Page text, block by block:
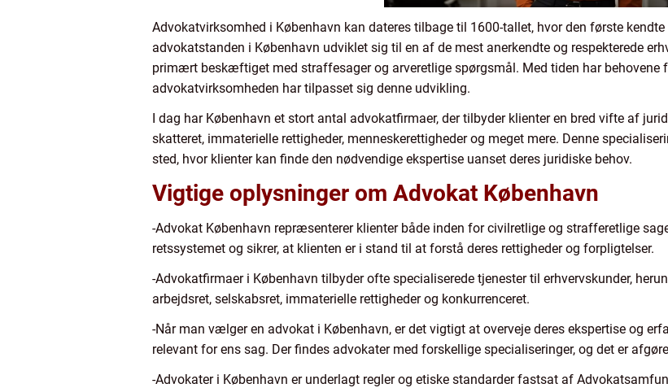
Advokatvirksomhed i København kan dateres tilbage til 1600-tallet, hvor den første
advokatstanden i København udviklet sig til en af de mest anerkendte og respekterede
primært beskæftiget med straffesager og arveretlige spørgsmål. Med tiden har behovene
advokatvirksomheden har tilpasset sig denne udvikling.
I dag har København et stort antal advokatfirmaer, der tilbyder klienter en bred vifte af
skatteret, immaterielle rettigheder, menneskerettigheder og meget mere. Denne
sted, hvor klienter kan finde den nødvendige ekspertise uanset deres juridiske behov.
Vigtige oplysninger om Advokat København
-Advokat København repræsenterer klienter både inden for civilretlige og strafferetlige
retssystemet og sikrer, at klienten er i stand til at forstå deres rettigheder og forpligtelser.
-Advokatfirmaer i København tilbyder ofte specialiserede tjenester til erhvervskunder,
arbejdsret, selskabsret, immaterielle rettigheder og konkurrenceret.
-Når man vælger en advokat i København, er det vigtigt at overveje deres ekspertise og
relevant for ens sag. Der findes advokater med forskellige specialiseringer, og det er
-Advokater i København er underlagt regler og etiske standarder fastsat af